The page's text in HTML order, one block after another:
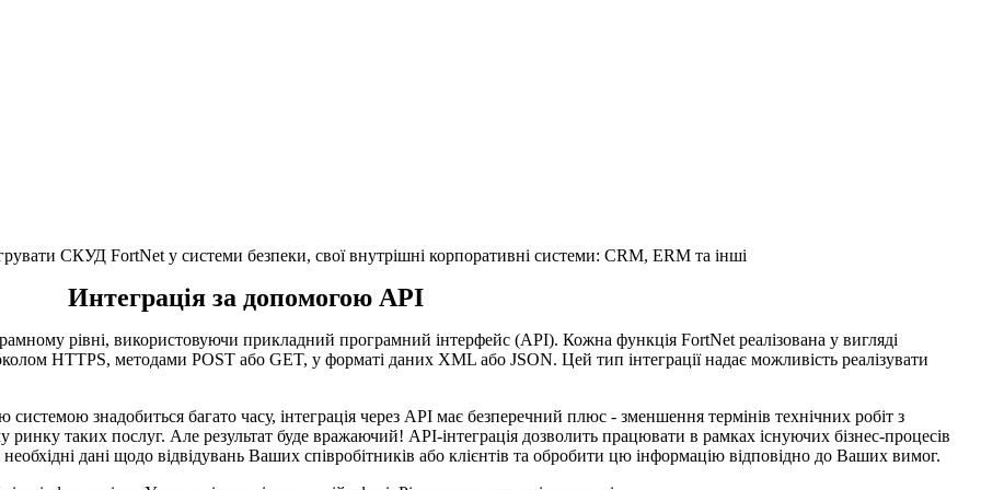
СКУД FortNet у системи безпеки, свої внутрішні корпоративні системи: CRM, ERM та інші
Интеграція за допомогою API
рівні, використовуючи прикладний програмний інтерфейс (API). Кожна функція FortNet реалізована у вигляді
HTTPS, методами POST або GET, у форматі даних XML або JSON. Цей тип інтеграції надає можливість реалізувати
знадобиться багато часу, інтеграція через API має безперечний плюс - зменшення термінів технічних робіт з
ринку таких послуг. Але результат буде вражаючий! API-інтеграція дозволить працювати в рамках існуючих бізнес-процесів
дані щодо відвідувань Ваших співробітників або клієнтів та обробити цю інформацію відповідно до Ваших вимог.